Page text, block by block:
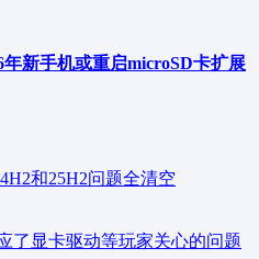
新手机或重启microSD卡扩展
和25H2问题全清空
了显卡驱动等玩家关心的问题